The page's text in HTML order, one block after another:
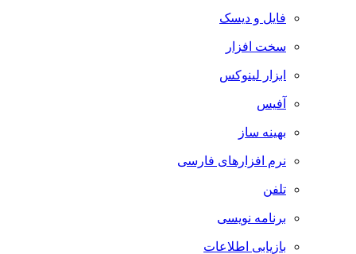
فایل و دیسک
سخت افزار
ابزار لینوکس
آفیس
بهینه ساز
نرم افزارهای فارسی
تلفن
برنامه نویسی
بازیابی اطلاعات